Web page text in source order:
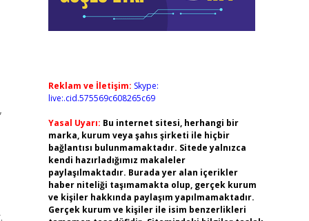
Reklam ve İletişim: Skype:
live:.cid.575569c608265c69
Yasal Uyarı: Bu internet sitesi, herhangi bir
marka, kurum veya şahıs şirketi ile hiçbir
bağlantısı bulunmamaktadır. Sitede yalnızca
kendi hazırladığımız makaleler
paylaşılmaktadır. Burada yer alan içerikler
haber niteliği taşımamakta olup, gerçek kurum
ve kişiler hakkında paylaşım yapılmamaktadır.
Gerçek kurum ve kişiler ile isim benzerlikleri